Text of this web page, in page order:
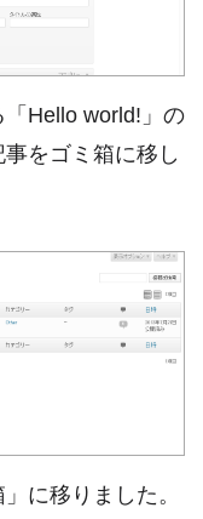
Hello world!」の
事をゴミ箱に移し
に移りました。